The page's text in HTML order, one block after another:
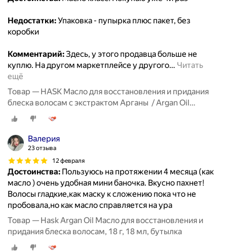
Недостатки:Упаковка - пупырка плюс пакет, без
коробки
Комментарий:Здесь, у этого продавца больше не
куплю. На другом маркетплейсе у другого… Читать
ещё
Товар — HASK Масло для восстановления и придания
блеска волосам с экстрактом Арганы / Argan Oil
Repairing Shine Oil Vial 18 Ml
Валерия
23 отзыва
12 февраля
Достоинства: Пользуюсь на протяжении 4 месяца (как
масло ) очень удобная мини баночка. Вкусно пахнет!
Волосы гладкие,как маску к сложению пока что не
пробовала,но как масло справляется на ура
Товар — Hask Argan Oil Масло для восстановления и
придания блеска волосам, 18 г, 18 мл, бутылка